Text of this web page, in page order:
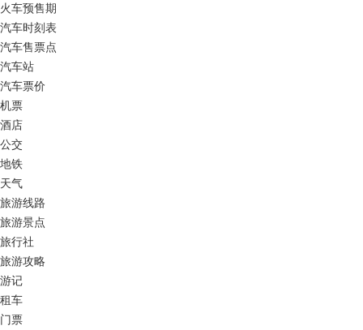
火车预售期
汽车时刻表
汽车售票点
汽车站
汽车票价
机票
酒店
公交
地铁
天气
旅游线路
旅游景点
旅行社
旅游攻略
游记
租车
门票